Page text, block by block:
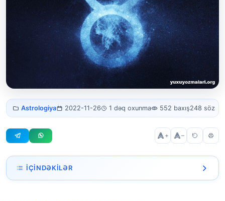
Buğa bürcü
dieta
Astrologiya 2022-11-26 1 dəq oxunma 552 baxış248 söz
+ –
İÇINDƏKILƏR